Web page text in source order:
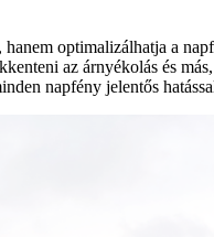
optimalizálhatja a
az árnyékolás és
napfény jelentős